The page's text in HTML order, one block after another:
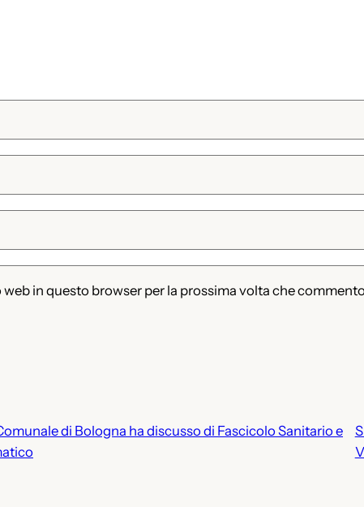
web in questo browser per la prossima volta che
di Bologna ha discusso di Fascicolo Sanitario e